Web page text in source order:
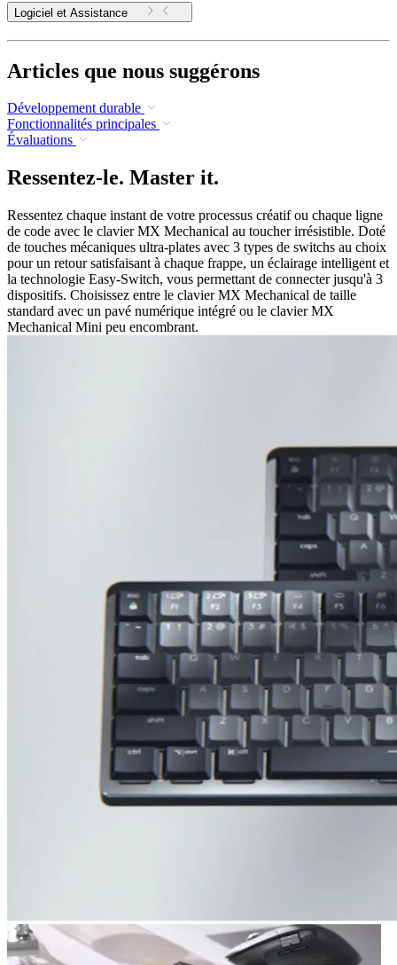
Logiciel et Assistance
Articles que nous suggérons
Développement durable
Fonctionnalités principales
Évaluations
Ressentez-le. Master it.
Ressentez chaque instant de votre processus créatif ou chaque ligne
de code avec le clavier MX Mechanical au toucher irrésistible. Doté
de touches mécaniques ultra-plates avec 3 types de switchs au choix
pour un retour satisfaisant à chaque frappe, un éclairage intelligent et
la technologie Easy-Switch, vous permettant de connecter jusqu'à 3
dispositifs. Choisissez entre le clavier MX Mechanical de taille
standard avec un pavé numérique intégré ou le clavier MX
Mechanical Mini peu encombrant.